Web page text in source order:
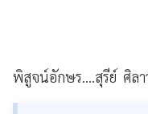
พิสูจน์อักษร....สุรีย์ ศิลา